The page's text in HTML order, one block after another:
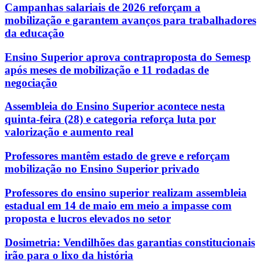
Campanhas salariais de 2026 reforçam a
mobilização e garantem avanços para trabalhadores
da educação
Ensino Superior aprova contraproposta do Semesp
após meses de mobilização e 11 rodadas de
negociação
Assembleia do Ensino Superior acontece nesta
quinta-feira (28) e categoria reforça luta por
valorização e aumento real
Professores mantêm estado de greve e reforçam
mobilização no Ensino Superior privado
Professores do ensino superior realizam assembleia
estadual em 14 de maio em meio a impasse com
proposta e lucros elevados no setor
Dosimetria: Vendilhões das garantias constitucionais
irão para o lixo da história